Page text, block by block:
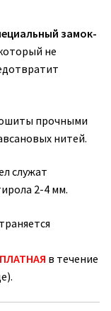
замок-
не
прочными
нитей.
служат
2-4 мм.
в течение